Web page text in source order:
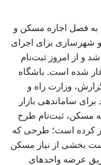
به فصل اجاره مسکن و
و شهرسازی برای اجرای
و از امروز ثبت‌نام
شده است. باشگاه
وزارت راه و
ساماندهی بازار
مسکن، ثبت‌نام طرح
کرده است؛ طرحی که
بخشی از نیاز مسکن
عرضه واحدهای